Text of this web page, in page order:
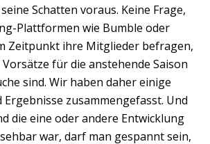
Schatten voraus. Keine Frage,
Plattformen wie Bumble oder
Zeitpunkt ihre Mitglieder befragen,
für die anstehende Saison
sind. Wir haben daher einige
zusammengefasst. Und
die eine oder andere Entwicklung
war, darf man gespannt sein,